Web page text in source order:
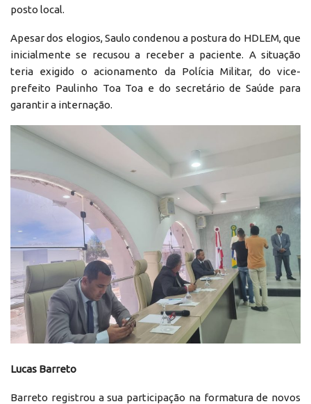
posto local.
Apesar dos elogios, Saulo condenou a postura do HDLEM, que
inicialmente se recusou a receber a paciente. A situação
teria exigido o acionamento da Polícia Militar, do vice-
prefeito Paulinho Toa Toa e do secretário de Saúde para
garantir a internação.
Lucas Barreto
Barreto registrou a sua participação na formatura de novos